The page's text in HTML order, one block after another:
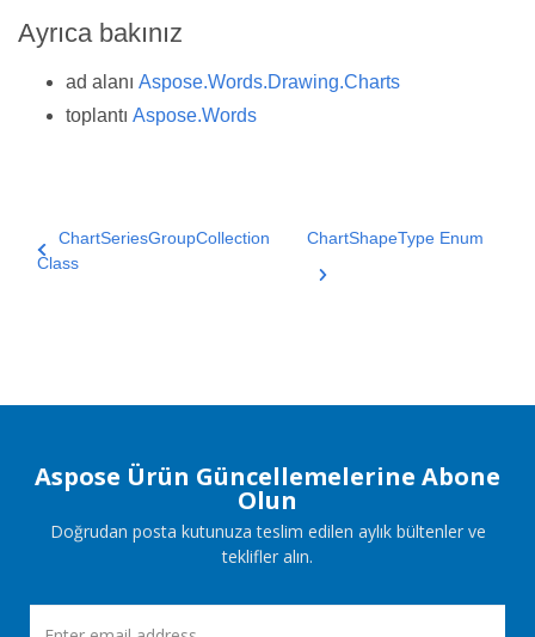
Ayrıca bakınız
ad alanı Aspose.Words.Drawing.Charts
toplantı Aspose.Words
ChartSeriesGroupCollection
Class
ChartShapeType Enum
Aspose Ürün Güncellemelerine Abone
Olun
Doğrudan posta kutunuza teslim edilen aylık bültenler ve
teklifler alın.